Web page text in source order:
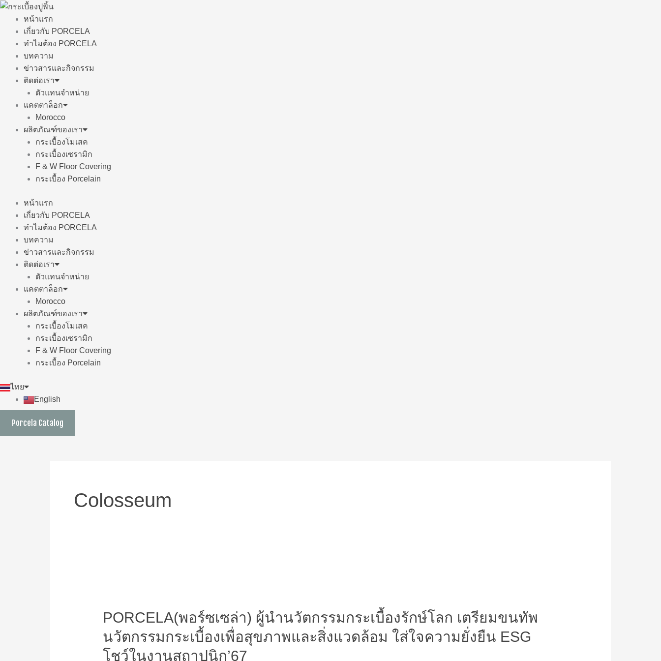
Skip
content
หน้าแรก
เกี่ยวกับ PORCELA
ทำไมต้อง PORCELA
บทความ
ข่าวสารและกิจกรรม
ติดต่อเรา
ตัวแทนจำหน่าย
แคตตาล็อก
Morocco
ผลิตภัณฑ์ของเรา
กระเบื้องโมเสค
กระเบื้องเซรามิก
F & W Floor Covering
กระเบื้อง Porcelain
หน้าแรก
เกี่ยวกับ PORCELA
ทำไมต้อง PORCELA
บทความ
ข่าวสารและกิจกรรม
ติดต่อเรา
ตัวแทนจำหน่าย
แคตตาล็อก
Morocco
ผลิตภัณฑ์ของเรา
กระเบื้องโมเสค
กระเบื้องเซรามิก
F & W Floor Covering
กระเบื้อง Porcelain
ไทย
English
Porcela Catalog
Colosseum
PORCELA(พอร์ซเซล่า) ผู้นำนวัตกรรมกระเบื้องรักษ์โลก เตรียมขนทัพ
นวัตกรรมกระเบื้องเพื่อสุขภาพและสิ่งแวดล้อม ใส่ใจความยั่งยืน ESG
โชว์ในงานสถาปนิก’67
ล่า)
นวัตกรรม
กระเบื้อง